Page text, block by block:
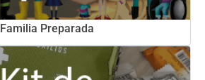
Familia Preparada